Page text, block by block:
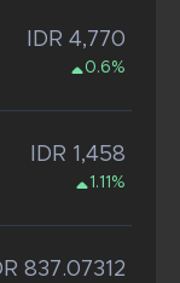
IDR 4,770
0.6%
IDR 1,458
1.11%
837.07312